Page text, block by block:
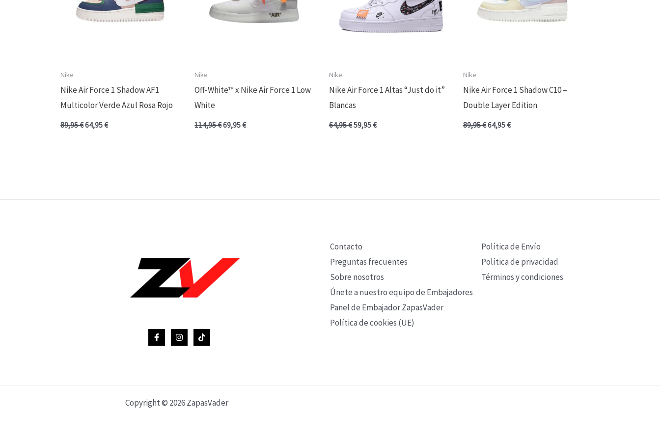
Nike
Nike Air Force 1 Shadow AF1
Multicolor Verde Azul Rosa Rojo
89,95€64,95€
Nike
Off-White™ x Nike Air Force 1 Low
White
114,95€69,95€
Nike
Nike Air Force 1 Altas “Just do it”
Blancas
64,95€59,95€
Nike
Nike Air Force 1 Shadow C10 –
Double Layer Edition
89,95€64,95€
Contacto
Preguntas frecuentes
Sobre nosotros
Únete a nuestro equipo de Embajadores
Panel de Embajador ZapasVader
Política de cookies (UE)
Política de Envío
Política de privacidad
Términos y condiciones
Copyright © 2026 ZapasVader